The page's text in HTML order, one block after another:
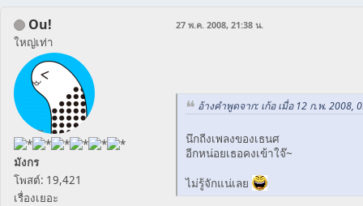
Ou!
ใหญ่เท่า
มังกร
โพสต์: 19,421
เรื่องเยอะ
27 พ.ค. 2008, 21:38 น.
อ้างคำพูดจาก: เก้อ เมื่อ 12 ก.พ. 2008,
นึกถีงเพลงของเธนศ
อีกหน่อยเธอคงเข้าใจ๊~
ไม่รู้จักแน่เลย